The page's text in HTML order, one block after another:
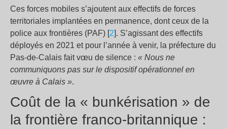
Ces forces mobiles s’ajoutent aux effectifs de forces
territoriales implantées en permanence, dont ceux de la
police aux frontières (PAF) [2]. S’agissant des effectifs
déployés en 2021 et pour l’année à venir, la préfecture du
Pas-de-Calais fait vœu de silence : « Nous ne
communiquons pas sur le dispositif opérationnel en
œuvre à Calais ».
Coût de la « bunkérisation » de
la frontière franco-britannique :